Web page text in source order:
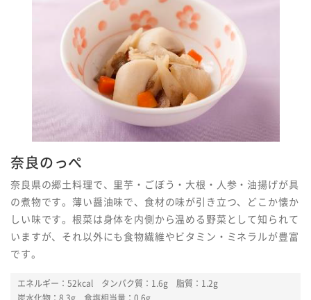
奈良のっぺ
奈良県の郷土料理で、里芋・ごぼう・大根・人参・油揚げが具
の煮物です。薄い醤油味で、食材の味が引き立つ、どこか懐か
しい味です。根菜は身体を内側から温める野菜として知られて
いますが、それ以外にも食物繊維やビタミン・ミネラルが豊富
です。
エネルギー：52kcal タンパク質：1.6g 脂質：1.2g